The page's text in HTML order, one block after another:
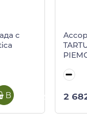
с
В корзину 2